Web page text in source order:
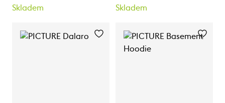
Skladem Skladem